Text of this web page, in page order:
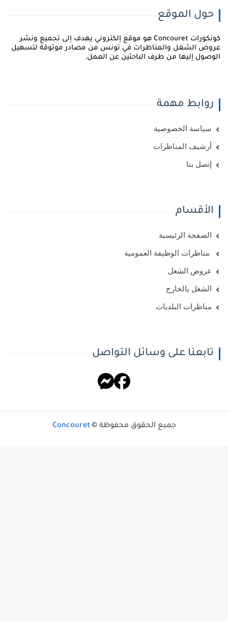
حول الموقع
كونكورات Concouret هو موقع إلكتروني يهدف إلى تجميع ونشر
الشغل والمناظرات في تونس من مصادر موثوقة لتسهيل
إليها من طرف الباحثين عن العمل.
روابط مهمة
سياسة الخصوصية
أرشيف المناظرات
إتصل بنا
الأقسام
الصفحة الرئيسية
مناظرات الوظيفة العمومية
عروض الشغل
الشغل بالخارج
مناظرات البلديات
تابعنا على وسائل التواصل
جميع الحقوق محفوظة © Concouret